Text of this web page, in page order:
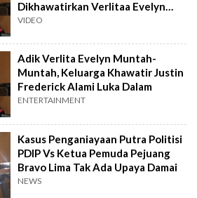
Dikhawatirkan Verlitaa Evelyn
Alami Luka Dalam
VIDEO
Adik Verlita Evelyn Muntah-
Muntah, Keluarga Khawatir Justin
Frederick Alami Luka Dalam
ENTERTAINMENT
Kasus Penganiayaan Putra Politisi
PDIP Vs Ketua Pemuda Pejuang
Bravo Lima Tak Ada Upaya Damai
NEWS